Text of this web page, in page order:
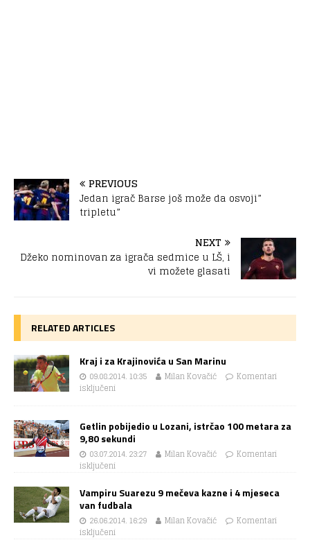
PREVIOUS
Jedan igrač Barse još može da osvoji”
tripletu”
NEXT
Džeko nominovan za igrača sedmice u LŠ, i
vi možete glasati
RELATED ARTICLES
Kraj i za Krajinovića u San Marinu
09.08.2014. 10:35 Milan Kovačić
Komentari
isključeni
Getlin pobijedio u Lozani, istrčao 100 metara za
9,80 sekundi
03.07.2014. 23:27 Milan Kovačić
Komentari
isključeni
Vampiru Suarezu 9 mečeva kazne i 4 mjeseca
van fudbala
26.06.2014. 16:29 Milan Kovačić
Komentari
isključeni